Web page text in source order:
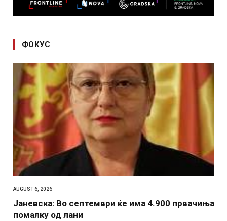
ФОКУС
AUGUST 6, 2026
Јаневска: Во септември ќе има 4.900 првачиња
помалку од лани